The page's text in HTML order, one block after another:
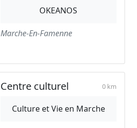
OKEANOS
Marche-En-Famenne
Centre culturel 0 km
Culture et Vie en Marche